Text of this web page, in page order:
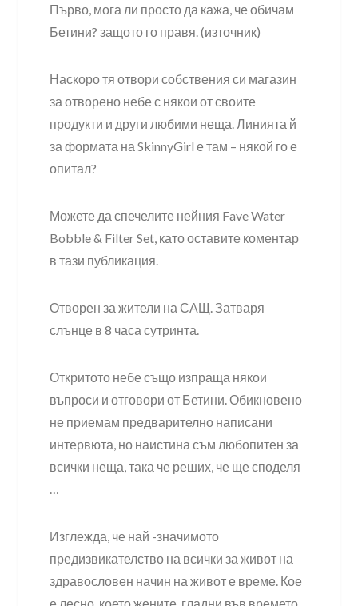
Първо, мога ли просто да кажа, че обичам
Бетини? защото го правя. (източник)
Наскоро тя отвори собствения си магазин
за отворено небе с някои от своите
продукти и други любими неща. Линията й
за формата на SkinnyGirl е там – някой го е
опитал?
Можете да спечелите нейния Fave Water
Bobble & Filter Set, като оставите коментар
в тази публикация.
Отворен за жители на САЩ. Затваря
слънце в 8 часа сутринта.
Откритото небе също изпраща някои
въпроси и отговори от Бетини. Обикновено
не приемам предварително написани
интервюта, но наистина съм любопитен за
всички неща, така че реших, че ще споделя
…
Изглежда, че най -значимото
предизвикателство на всички за живот на
здравословен начин на живот е време. Кое